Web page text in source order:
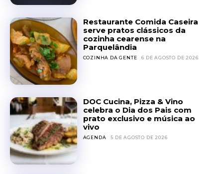
Restaurante Comida Caseira
serve pratos clássicos da
cozinha cearense na
Parquelândia
COZINHA DA GENTE 6 DE AGOSTO DE 2026
DOC Cucina, Pizza & Vino
celebra o Dia dos Pais com
prato exclusivo e música ao
vivo
AGENDA 5 DE AGOSTO DE 2026